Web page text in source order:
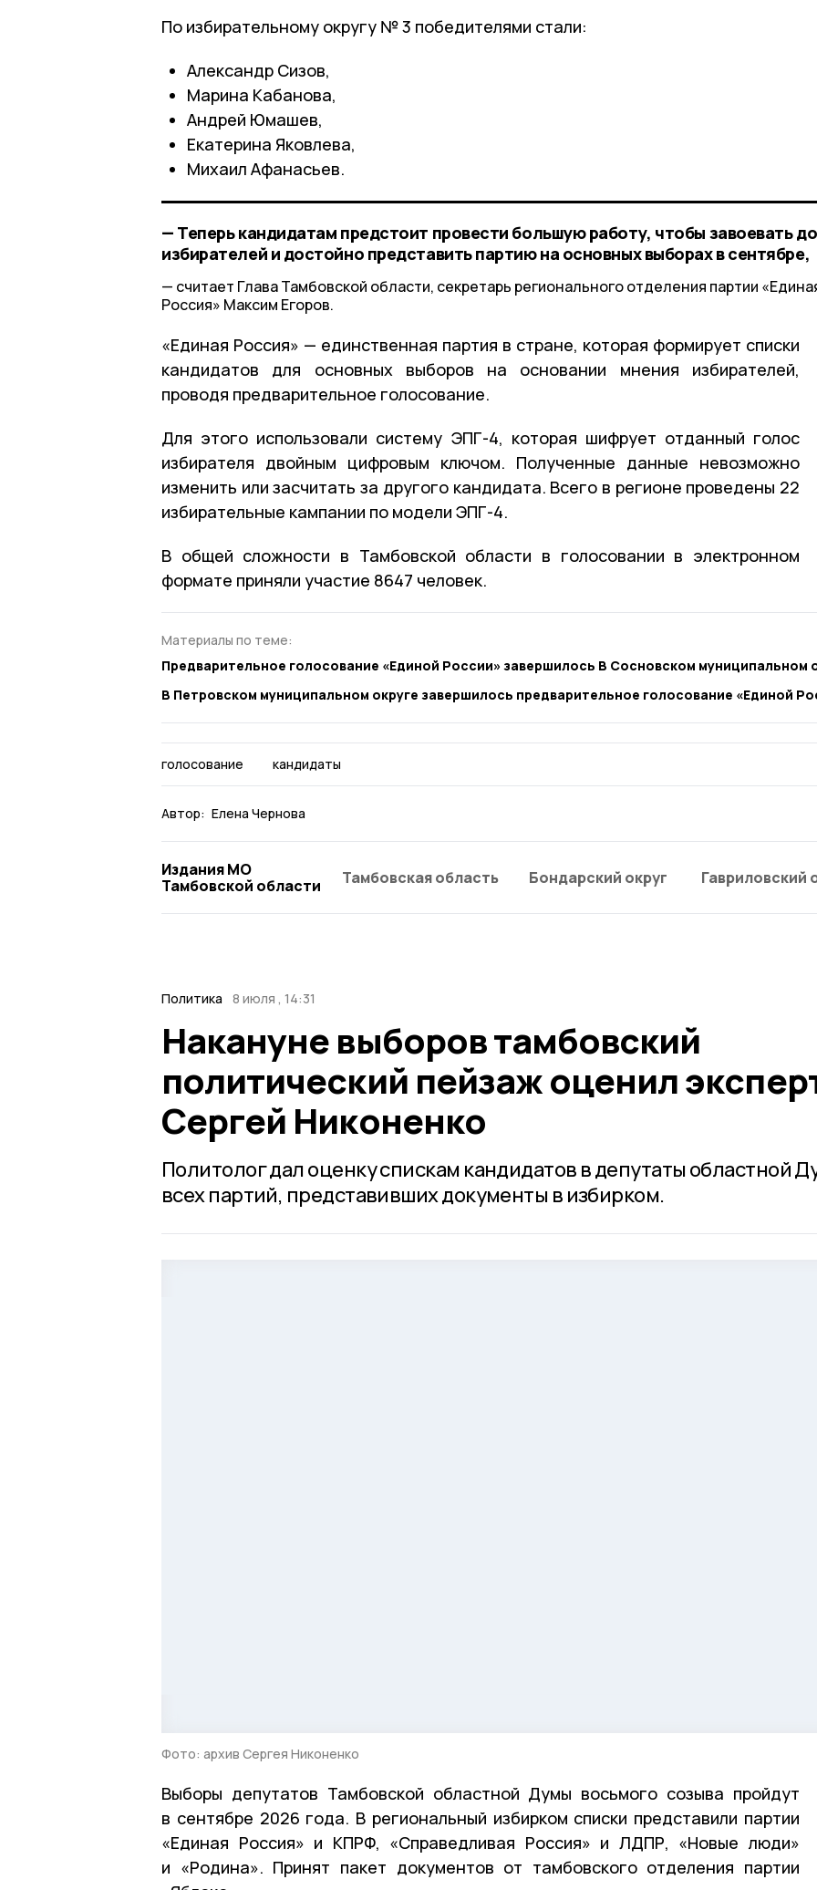
По избирательному округу № 3 победителями стали:
Александр Сизов,
Марина Кабанова,
Андрей Юмашев,
Екатерина Яковлева,
Михаил Афанасьев.
— Теперь кандидатам предстоит провести большую работу, чтобы завоевать
избирателей и достойно представить партию на основных выборах в сентябре,
считает Глава Тамбовской области, секретарь регионального отделения партии
Россия» Максим Егоров.
«Единая Россия» — единственная партия в стране, которая формирует списки
кандидатов для основных выборов на основании мнения избирателей,
проводя предварительное голосование.
Для этого использовали систему ЭПГ-4, которая шифрует отданный голос
избирателя двойным цифровым ключом. Полученные данные невозможно
изменить или засчитать за другого кандидата. Всего в регионе проведены 22
избирательные кампании по модели ЭПГ-4.
В общей сложности в Тамбовской области в голосовании в электронном
формате приняли участие 8647 человек.
Материалы по теме:
Предварительное голосование «Единой России» завершилось В Сосновском муниципальном
В Петровском муниципальном округе завершилось предварительное голосование «Единой
голосование кандидаты
Автор: Елена Чернова
Издания МО
Тамбовской области
Тамбовская область Бондарский округ Гавриловский
Политика 8 июля , 14:31
Накануне выборов тамбовский
политический пейзаж оценил
Сергей Никоненко
Политолог дал оценку спискам кандидатов в депутаты областной
всех партий, представивших документы в избирком.
Фото: архив Сергея Никоненко
Выборы депутатов Тамбовской областной Думы восьмого созыва пройдут
в сентябре 2026 года. В региональный избирком списки представили партии
«Единая Россия» и КПРФ, «Справедливая Россия» и ЛДПР, «Новые люди»
и «Родина». Принят пакет документов от тамбовского отделения партии